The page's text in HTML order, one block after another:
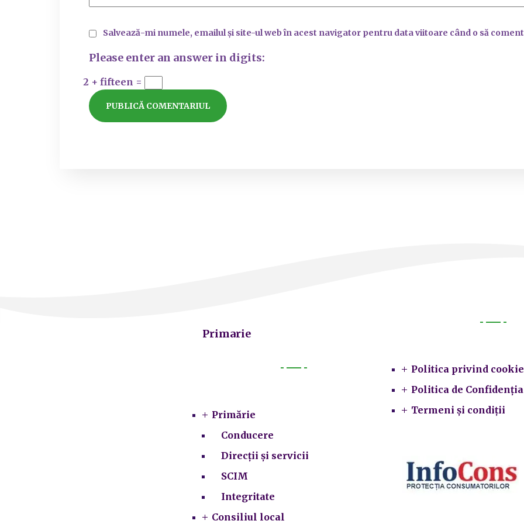
Salvează-mi numele, emailul și site-ul web în acest navigator pentru data viitoare când o să
Please enter an answer in digits:
2 + fifteen =
Primarie
Primărie
Conducere
Direcții și servicii
SCIM
Integritate
Consiliul local
Politica privind
Politica de
Termeni și condiții